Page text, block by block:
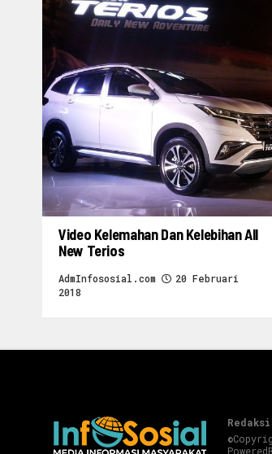
Video Kelemahan Dan Kelebihan All
New Terios
AdmInfososial.com
20 Februari
2018
Redaksi